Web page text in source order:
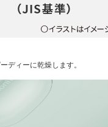
ディーに乾燥します。